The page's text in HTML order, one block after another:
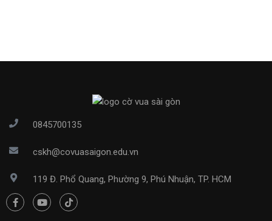
0845700135
cskh@covuasaigon.edu.vn
119 Đ. Phổ Quang, Phường 9, Phú Nhuận, TP. HCM